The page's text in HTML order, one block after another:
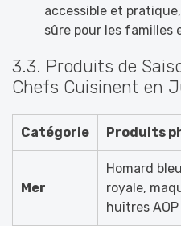
accessible et
sûre pour les familles
3.3. Produits de
Chefs Cuisinent en
Catégorie Produits
Mer
Homard
royale,
huîtres